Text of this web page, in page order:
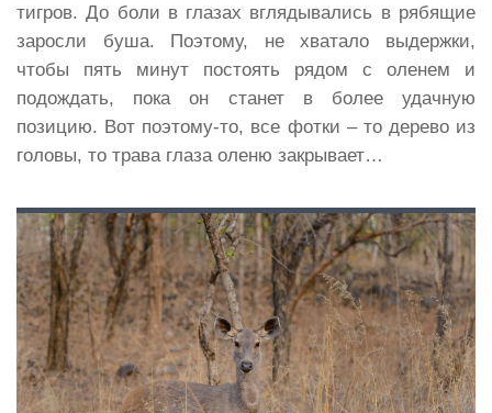
тигров. До боли в глазах вглядывались в рябящие
заросли буша. Поэтому, не хватало выдержки,
чтобы пять минут постоять рядом с оленем и
подождать, пока он станет в более удачную
позицию. Вот поэтому-то, все фотки – то дерево из
головы, то трава глаза оленю закрывает…